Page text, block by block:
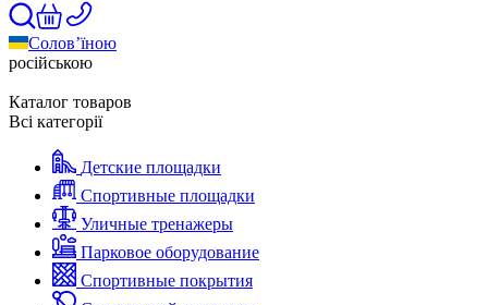
Солов’їною
російською
Каталог товаров
Всі категорії
Детские площадки
Спортивные площадки
Уличные тренажеры
Парковое оборудование
Спортивные покрытия